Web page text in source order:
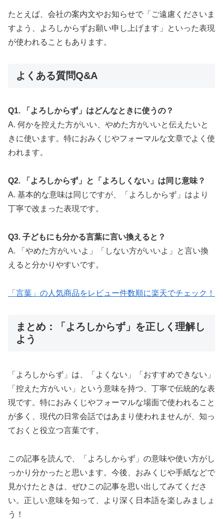
たとえば、会社の案内文やお知らせで「ご遠慮くださいま
すよう、よろしからずお願い申し上げます」といった表現
が使われることもあります。
よくある質問Q&A
Q1. 「よろしからず」はどんなときに使うの？
A. 何かを控えた方がいい、やめた方がいいと伝えたいと
きに使います。特におみくじやフォーマルな文章でよく使
われます。
Q2. 「よろしからず」と「よろしくない」は同じ意味？
A. 基本的な意味は同じですが、「よろしからず」はより
丁寧で改まった表現です。
Q3. 子どもにも分かる言葉に言い換えると？
A. 「やめた方がいいよ」「しない方がいいよ」と言い換
えると分かりやすいです。
「言葉」の人気商品をレビュー件数順に楽天でチェック！
まとめ：「よろしからず」を正しく理解し
よう
「よろしからず」は、「よくない」「おすすめできない」
「控えた方がいい」という意味を持つ、丁寧で伝統的な表
現です。特におみくじやフォーマルな場面で使われること
が多く、現代の日常会話ではあまり使われませんが、知っ
ておくと役立つ言葉です。
この記事を読んで、「よろしからず」の意味や使い方がし
っかり分かったと思います。今後、おみくじや手紙などで
見かけたときは、ぜひこの記事を思い出してみてくださ
い。正しい意味を知って、より深く日本語を楽しみましょ
う！